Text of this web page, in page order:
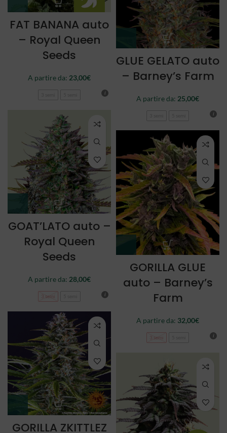
FAT BANANA auto
– Royal Queen
Seeds
A partire da: 23,00€
GLUE GELATO auto
– Barney’s Farm
A partire da: 25,00€
GOAT’LATO auto –
Royal Queen
Seeds
A partire da: 28,00€
3 semi
GORILLA GLUE
auto – Barney’s
Farm
A partire da: 32,00€
3 semi
GORILLA ZKITTLEZ